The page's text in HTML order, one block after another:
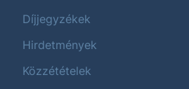
Díjjegyzékek
Hirdetmények
Közzétételek